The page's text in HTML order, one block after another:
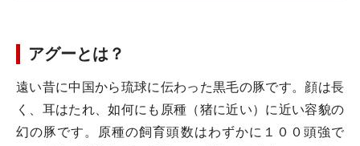
アグーとは？
遠い昔に中国から琉球に伝わった黒毛の豚です。顔は長
く、耳はたれ、如何にも原種（猪に近い）に近い容貌の
幻の豚です。原種の飼育頭数はわずかに１００頭強で